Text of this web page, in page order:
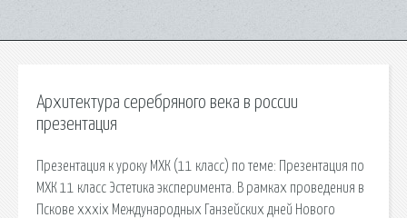
Архитектура серебряного века в россии
презентация
Презентация к уроку МХК (11 класс) по теме: Презентация по
МХК 11 класс Эстетика эксперимента. В рамках проведения в
Пскове xxxix Международных Ганзейских дней Нового